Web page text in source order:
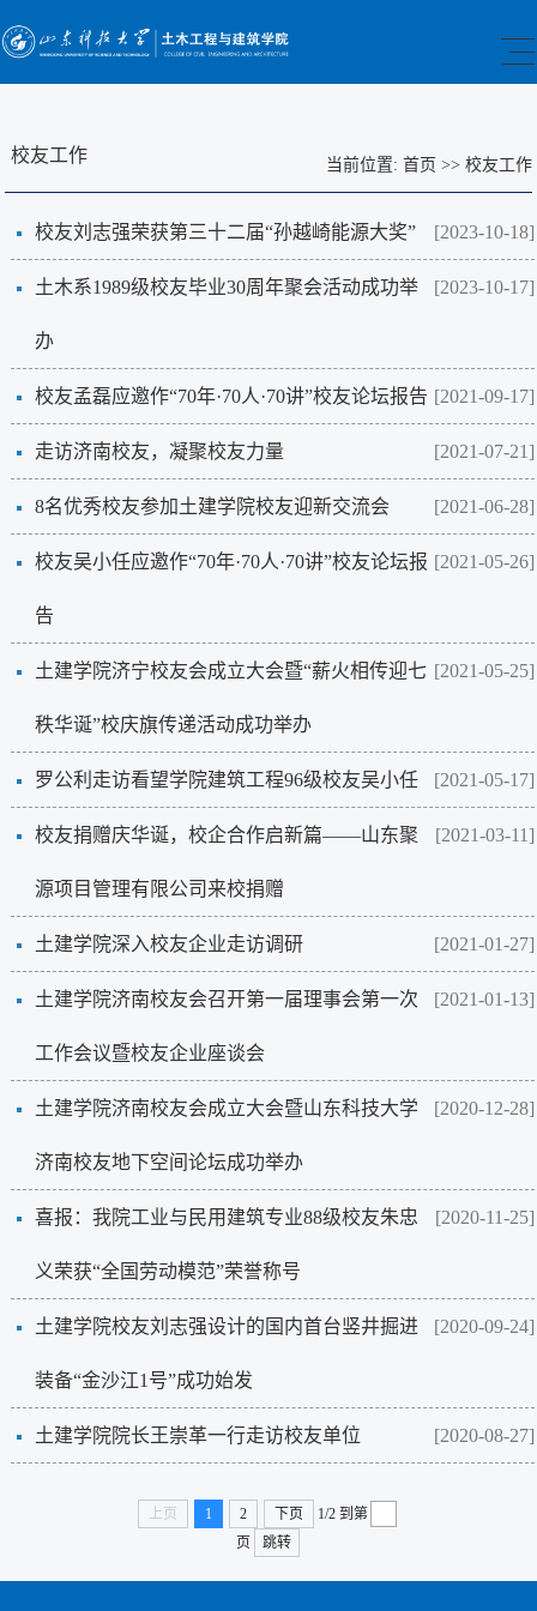
校友工作 当前位置: 首页 >> 校友工作
[2023-10-18]
校友刘志强荣获第三十二届“孙越崎能源大奖”
[2023-10-17]
土木系1989级校友毕业30周年聚会活动成功举
办
[2021-09-17]
校友孟磊应邀作“70年·70人·70讲”校友论坛报告
[2021-07-21]
走访济南校友，凝聚校友力量
[2021-06-28]
8名优秀校友参加土建学院校友迎新交流会
[2021-05-26]
校友吴小任应邀作“70年·70人·70讲”校友论坛报
告
[2021-05-25]
土建学院济宁校友会成立大会暨“薪火相传迎七
秩华诞”校庆旗传递活动成功举办
[2021-05-17]
罗公利走访看望学院建筑工程96级校友吴小任
[2021-03-11]
校友捐赠庆华诞，校企合作启新篇——山东聚
源项目管理有限公司来校捐赠
[2021-01-27]
土建学院深入校友企业走访调研
[2021-01-13]
土建学院济南校友会召开第一届理事会第一次
工作会议暨校友企业座谈会
[2020-12-28]
土建学院济南校友会成立大会暨山东科技大学
济南校友地下空间论坛成功举办
[2020-11-25]
喜报：我院工业与民用建筑专业88级校友朱忠
义荣获“全国劳动模范”荣誉称号
[2020-09-24]
土建学院校友刘志强设计的国内首台竖井掘进
装备“金沙江1号”成功始发
[2020-08-27]
土建学院院长王崇革一行走访校友单位
上页 1 2 下页 1/2 到第
页
跳转